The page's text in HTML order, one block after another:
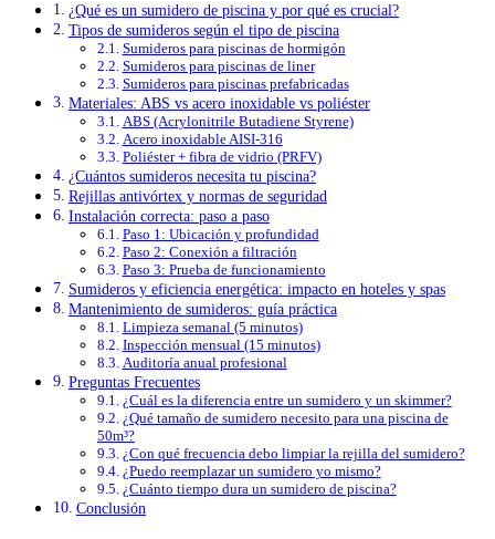
¿Qué es un sumidero de piscina y por qué es crucial?
Tipos de sumideros según el tipo de piscina
Sumideros para piscinas de hormigón
Sumideros para piscinas de liner
Sumideros para piscinas prefabricadas
Materiales: ABS vs acero inoxidable vs poliéster
ABS (Acrylonitrile Butadiene Styrene)
Acero inoxidable AISI-316
Poliéster + fibra de vidrio (PRFV)
¿Cuántos sumideros necesita tu piscina?
Rejillas antivórtex y normas de seguridad
Instalación correcta: paso a paso
Paso 1: Ubicación y profundidad
Paso 2: Conexión a filtración
Paso 3: Prueba de funcionamiento
Sumideros y eficiencia energética: impacto en hoteles y spas
Mantenimiento de sumideros: guía práctica
Limpieza semanal (5 minutos)
Inspección mensual (15 minutos)
Auditoría anual profesional
Preguntas Frecuentes
¿Cuál es la diferencia entre un sumidero y un skimmer?
¿Qué tamaño de sumidero necesito para una piscina de
50m³?
¿Con qué frecuencia debo limpiar la rejilla del sumidero?
¿Puedo reemplazar un sumidero yo mismo?
¿Cuánto tiempo dura un sumidero de piscina?
Conclusión